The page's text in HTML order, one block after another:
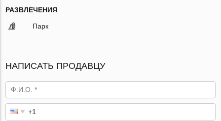
РАЗВЛЕЧЕНИЯ
Парк
НАПИСАТЬ ПРОДАВЦУ